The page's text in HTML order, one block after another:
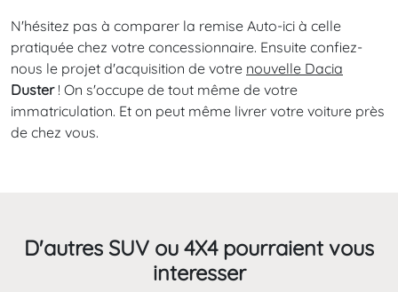
N'hésitez pas à comparer la remise Auto-ici à celle
pratiquée chez votre concessionnaire. Ensuite confiez-
nous le projet d'acquisition de votre nouvelle Dacia
Duster ! On s'occupe de tout même de votre
immatriculation. Et on peut même livrer votre voiture près
de chez vous.
D'autres SUV ou 4X4 pourraient vous
interesser